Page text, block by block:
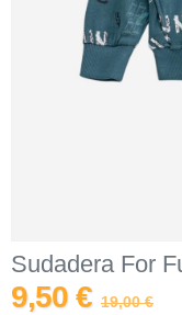
Sudadera For
9,50 € 19,00 €